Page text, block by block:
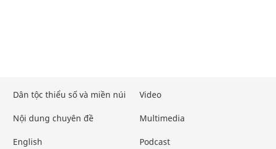
Dân tộc thiểu số và miền núi
Nội dung chuyên đề
English
Video
Multimedia
Podcast